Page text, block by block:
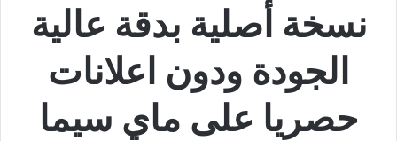
نسخة أصلية بدقة عالية
الجودة ودون اعلانات
حصريا على ماي سيما